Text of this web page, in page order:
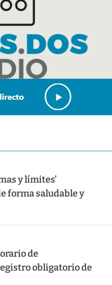
y límites’
forma saludable y
de
obligatorio de